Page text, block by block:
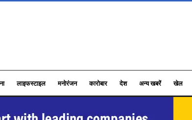
लाइफस्टाइल मनोरंजन कारोबार देश अन्य खबरें खेल